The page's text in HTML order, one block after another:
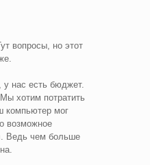
вопросы, но этот
у нас есть бюджет.
хотим потратить
компьютер мог
возможное
Ведь чем больше